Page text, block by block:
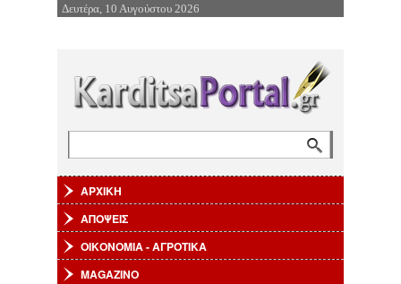
Επιστροφή στην Πλοήγηση
Δευτέρα, 10 Αυγούστου 2026
ΑΡΧΙΚΗ
ΑΠΟΨΕΙΣ
ΟΙΚΟΝΟΜΙΑ - ΑΓΡΟΤΙΚΑ
MAGAZINO